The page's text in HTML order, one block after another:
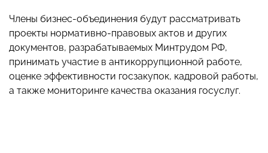
Члены бизнес-объединения будут рассматривать
проекты нормативно-правовых актов и других
документов, разрабатываемых Минтрудом РФ,
принимать участие в антикоррупционной работе,
оценке эффективности госзакупок, кадровой работы,
а также мониторинге качества оказания госуслуг.